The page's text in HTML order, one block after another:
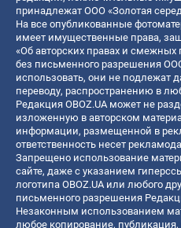
принадлежат ООО «Золотая
На все опубликованные
имеет имущественные права,
«Об авторских правах и смежных
без письменного разрешения
использовать, они не подлежат
переводу, распространению в
Редакция OBOZ.UA может не
изложенную в авторском
информации, размещенной в
ответственность несет
Запрещено использование
сайте, даже с указанием
логотипа OBOZ.UA или любого
письменного разрешения
Незаконным использованием
любое копирование,